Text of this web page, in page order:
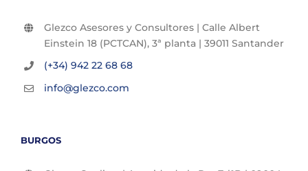
Glezco Asesores y Consultores | Calle Albert
Einstein 18 (PCTCAN), 3ª planta | 39011 Santander
(+34) 942 22 68 68
info@glezco.com
BURGOS